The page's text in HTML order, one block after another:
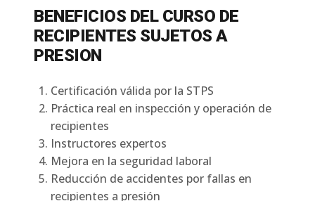
BENEFICIOS DEL CURSO DE
RECIPIENTES SUJETOS A
PRESION
Certificación válida por la STPS
Práctica real en inspección y operación de
recipientes
Instructores expertos
Mejora en la seguridad laboral
Reducción de accidentes por fallas en
recipientes a presión